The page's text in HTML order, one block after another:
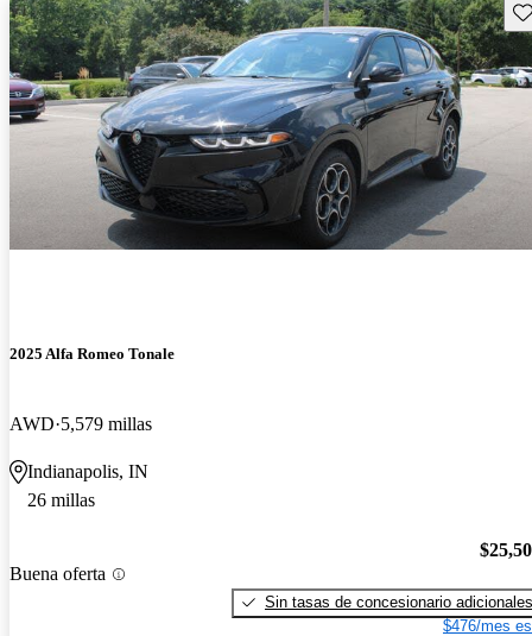
2025 Alfa Romeo Tonale
AWD 5,579 millas
Indianapolis, IN
26 millas
Buena oferta
Sin tasas de concesionario adicionales
$476/mes